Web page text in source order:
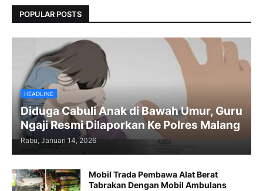
POPULAR POSTS
HEADLINE
Diduga Cabuli Anak di Bawah Umur, Guru
Ngaji Resmi Dilaporkan Ke Polres Malang
Rabu, Januari 14, 2026
Mobil Trada Pembawa Alat Berat
Tabrakan Dengan Mobil Ambulans